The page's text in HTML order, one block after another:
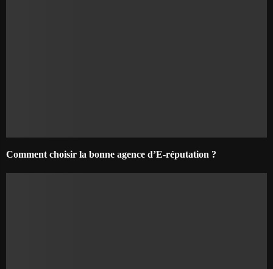
Comment choisir la bonne agence d’E-réputation ?